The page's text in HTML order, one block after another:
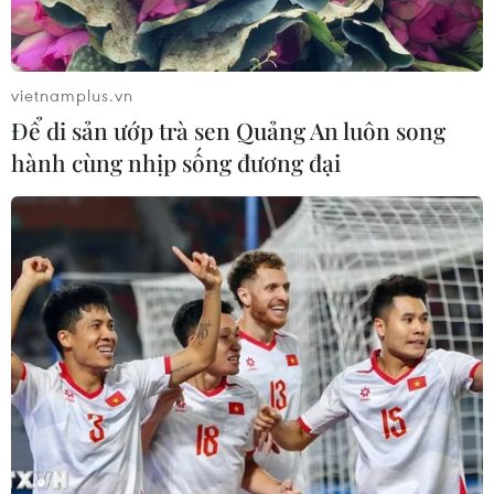
ngư dân phấn khởi vươn khơi
06/08/2026 09:06
Xem thêm
CƠ QUAN CHỦ QUẢN: THÔNG TẤN XÃ VIỆT NAM
Tổng Biên tập: TRẦN TIẾN DUẨN
Phó Tổng Biên tập: NGUYỄN THỊ TÁM, KHÚC THANH
THỦY
vietnamplus.vn
Để di sản ướp trà sen Quảng An luôn song
hành cùng nhịp sống đương đại